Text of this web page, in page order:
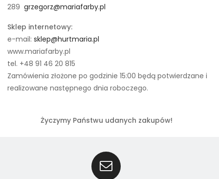
289 grzegorz@mariafarby.pl
Sklep internetowy:
e-mail: sklep@hurtmaria.pl
www.mariafarby.pl
tel. +48 91 46 20 815
Zamówienia złożone po godzinie 15:00 będą potwierdzane i
realizowane następnego dnia roboczego.
Życzymy Państwu udanych zakupów!